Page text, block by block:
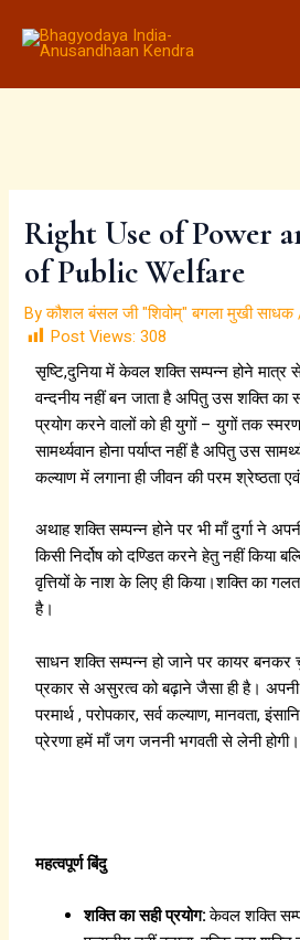
Right Use of Power
of Public Welfare
Byकौशल बंसल जी "शिवोम्" बगला मुखी साधक
Post Views: 308
सृष्टि,दुनिया में केवल शक्ति सम्पन्न होने मात्र
वन्दनीय नहीं बन जाता है अपितु उस शक्ति
प्रयोग करने वालों को ही युगों – युगों तक
सामर्थ्यवान होना पर्याप्त नहीं है अपितु उस
कल्याण में लगाना ही जीवन की परम श्रेष्ठता
अथाह शक्ति सम्पन्न होने पर भी माँ दुर्गा ने
किसी निर्दोष को दण्डित करने हेतु नहीं
वृत्तियों के नाश के लिए ही किया।शक्ति का गलत
है।
साधन शक्ति सम्पन्न हो जाने पर कायर बनकर
प्रकार से असुरत्व को बढ़ाने जैसा ही है।
परमार्थ , परोपकार, सर्व कल्याण, मानवता,
प्रेरणा हमें माँ जग जननी भगवती से लेनी होगी।
महत्वपूर्ण बिंदु
शक्ति का सही प्रयोग:केवल शक्ति
ऋ
षि
s
h
k
e
s
h
का
ना
म
ऋ
षि
श
से
प